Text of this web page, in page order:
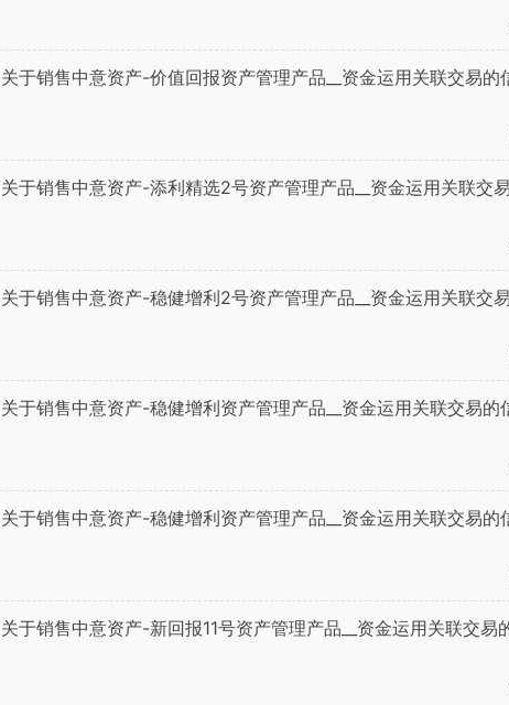
于销售中意资产-价值回报资产管理产品__资金运用关联交易的
于销售中意资产-添利精选2号资产管理产品__资金运用关联交
于销售中意资产-稳健增利2号资产管理产品__资金运用关联交
于销售中意资产-稳健增利资产管理产品__资金运用关联交易的
于销售中意资产-稳健增利资产管理产品__资金运用关联交易的
于销售中意资产-新回报11号资产管理产品__资金运用关联交易